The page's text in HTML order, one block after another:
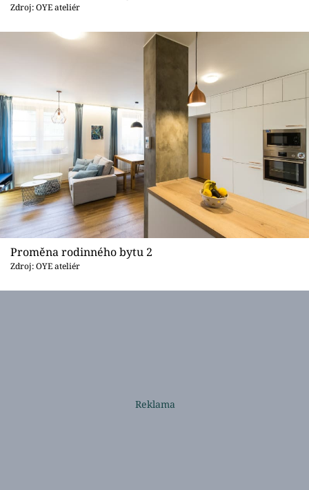
Přihlášení
Sledujte nás
Zdroj: OYE ateliér
Proměna rodinného bytu 2
Zdroj: OYE ateliér